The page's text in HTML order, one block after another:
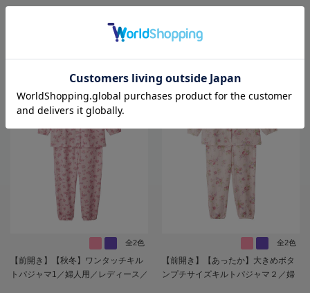
／おしゃれ／名前記入欄付き／ゆっ
全2色
【前開き】【秋冬】ワンタッチキル
トパジャマ1／婦人用／レディース／
全2色
【前開き】【あったか】大きめボタ
ンプチサイズキルトパジャマ２／婦